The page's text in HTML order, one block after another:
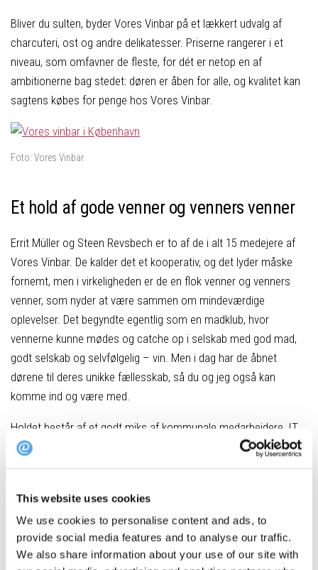
This website uses cookies
We use cookies to personalise content and ads, to
provide social media features and to analyse our traffic.
We also share information about your use of our site with
Bliver du sulten, byder Vores Vinbar på et lækkert udvalg af
charcuteri, ost og andre delikatesser. Priserne rangerer i et
niveau, som omfavner de fleste, for dét er netop en af
ambitionerne bag stedet: døren er åben for alle, og kvalitet kan
sagtens købes for penge hos Vores Vinbar.
Foto: Vores Vinbar
Et hold af gode venner og venners venner
Errit Müller og Steen Revsbech er to af de i alt 15 medejere af
Vores Vinbar. De kalder det et kooperativ, og det lyder måske
fornemt, men i virkeligheden er de en flok venner og venners
venner, som nyder at være sammen om mindeværdige
oplevelser. Det begyndte egentlig som en madklub, hvor
vennerne kunne mødes og catche op i selskab med god mad,
godt selskab og selvfølgelig – vin. Men i dag har de åbnet
dørene til deres unikke fællesskab, så du og jeg også kan
komme ind og være med.
Holdet består af et godt miks af kommunale medarbejdere, IT
eksperter, iværksættere og mange andre professioner. Vores
del af.
Når man er på arbejde i Vores Vinbar, så er man til stede
hér, og der er ikke tid til at tænke på alt muligt andet. Det